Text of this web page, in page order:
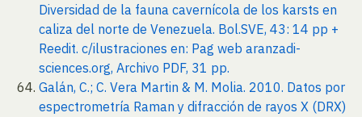
Diversidad de la fauna cavernícola de los karsts en
caliza del norte de Venezuela. Bol.SVE, 43: 14 pp +
Reedit. c/ilustraciones en: Pag web aranzadi-
sciences.org, Archivo PDF, 31 pp.
Galán, C.; C. Vera Martin & M. Molia. 2010. Datos por
espectrometría Raman y difracción de rayos X (DRX)